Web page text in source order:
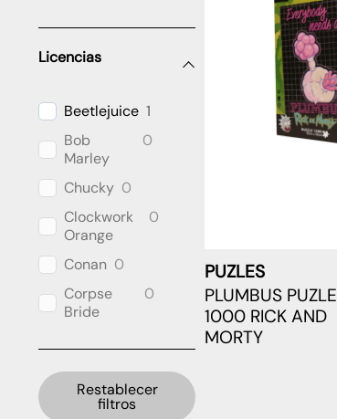
Licencias
Beetlejuice 1
Bob
Marley
0
Chucky 0
Clockwork
Orange
0
Conan 0
Corpse
Bride
0
DC
Universe
6
Restablecer
filtros
PUZLES
PLUMBUS PUZLE
1000 RICK AND
MORTY